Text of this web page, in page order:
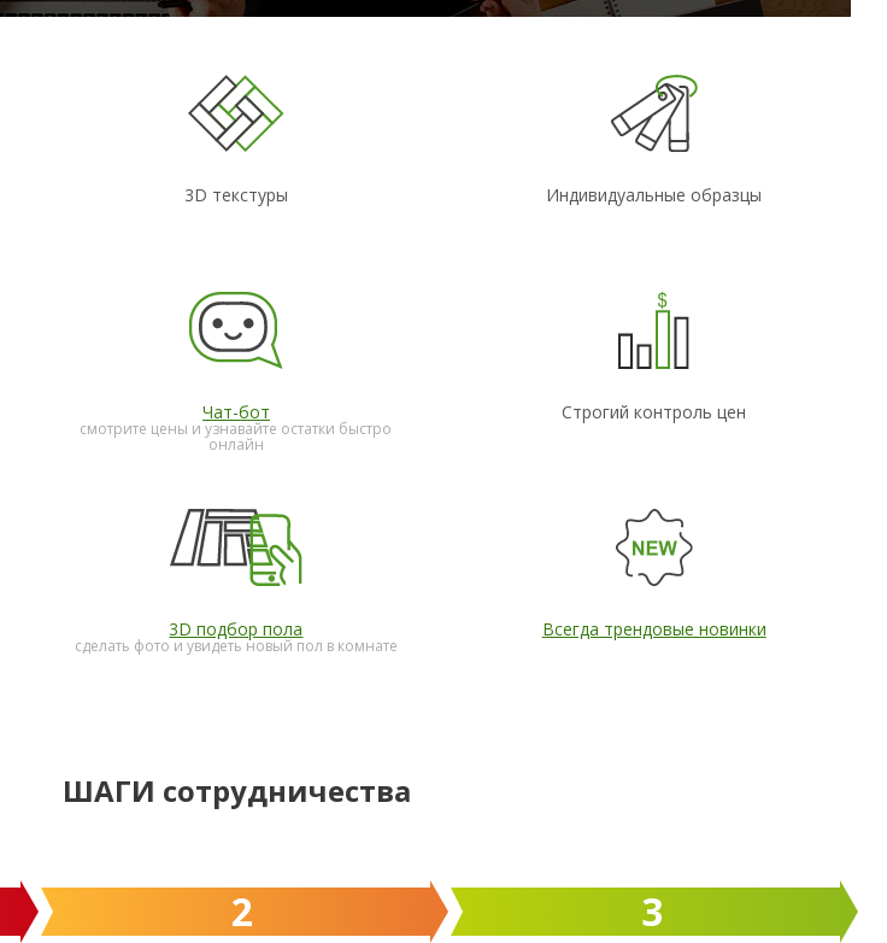
3D текстуры Индивидуальные образцы
Чат-бот
смотрите цены и узнавайте остатки быстро
онлайн
Строгий контроль цен
3D подбор пола
сделать фото и увидеть новый пол в комнате
Всегда трендовые новинки
ШАГИ сотрудничества
2 3